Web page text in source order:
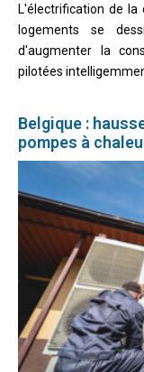
L'électrification de la
logements se
d'augmenter la
pilotées
Belgique :
pompes à